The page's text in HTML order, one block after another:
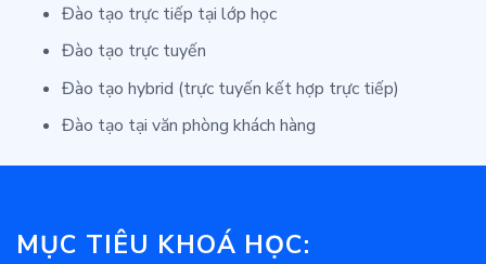
Đào tạo trực tiếp tại lớp học
Đào tạo trực tuyến
Đào tạo hybrid (trực tuyến kết hợp trực tiếp)
Đào tạo tại văn phòng khách hàng
MỤC TIÊU KHOÁ HỌC: